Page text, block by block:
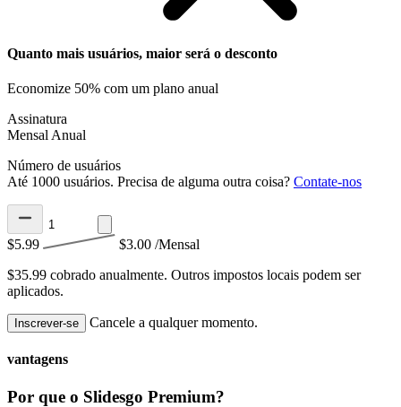
Quanto mais usuários, maior será o desconto
Economize 50% com um plano anual
Assinatura
Mensal Anual
Número de usuários
Até 1000 usuários. Precisa de alguma outra coisa? Contate-nos
$5.99 $3.00 /Mensal
$35.99 cobrado anualmente. Outros impostos locais podem ser
aplicados.
Inscrever-se Cancele a qualquer momento.
vantagens
Por que o Slidesgo Premium?